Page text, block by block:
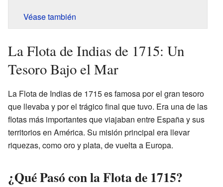
Véase también
La Flota de Indias de 1715: Un
Tesoro Bajo el Mar
La Flota de Indias de 1715 es famosa por el gran tesoro
que llevaba y por el trágico final que tuvo. Era una de las
flotas más importantes que viajaban entre España y sus
territorios en América. Su misión principal era llevar
riquezas, como oro y plata, de vuelta a Europa.
¿Qué Pasó con la Flota de 1715?